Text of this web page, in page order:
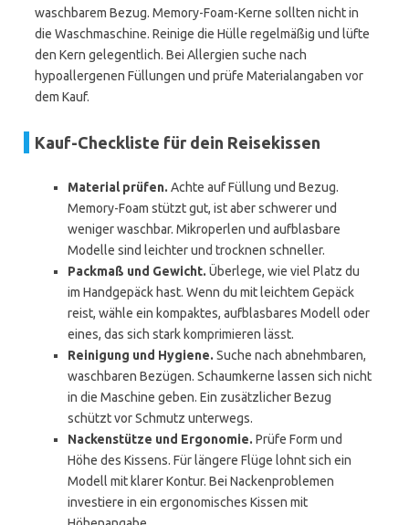
waschbarem Bezug. Memory-Foam-Kerne sollten nicht in
die Waschmaschine. Reinige die Hülle regelmäßig und lüfte
den Kern gelegentlich. Bei Allergien suche nach
hypoallergenen Füllungen und prüfe Materialangaben vor
dem Kauf.
Kauf-Checkliste für dein Reisekissen
Material prüfen. Achte auf Füllung und Bezug.
Memory-Foam stützt gut, ist aber schwerer und
weniger waschbar. Mikroperlen und aufblasbare
Modelle sind leichter und trocknen schneller.
Packmaß und Gewicht. Überlege, wie viel Platz du
im Handgepäck hast. Wenn du mit leichtem Gepäck
reist, wähle ein kompaktes, aufblasbares Modell oder
eines, das sich stark komprimieren lässt.
Reinigung und Hygiene. Suche nach abnehmbaren,
waschbaren Bezügen. Schaumkerne lassen sich nicht
in die Maschine geben. Ein zusätzlicher Bezug
schützt vor Schmutz unterwegs.
Nackenstütze und Ergonomie. Prüfe Form und
Höhe des Kissens. Für längere Flüge lohnt sich ein
Modell mit klarer Kontur. Bei Nackenproblemen
investiere in ein ergonomisches Kissen mit